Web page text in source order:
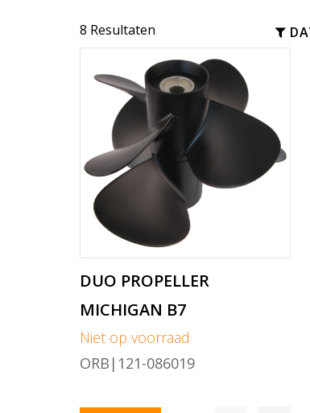
8 Resultaten
DUO PROPELLER
MICHIGAN B7
Niet op voorraad
ORB|121-086019